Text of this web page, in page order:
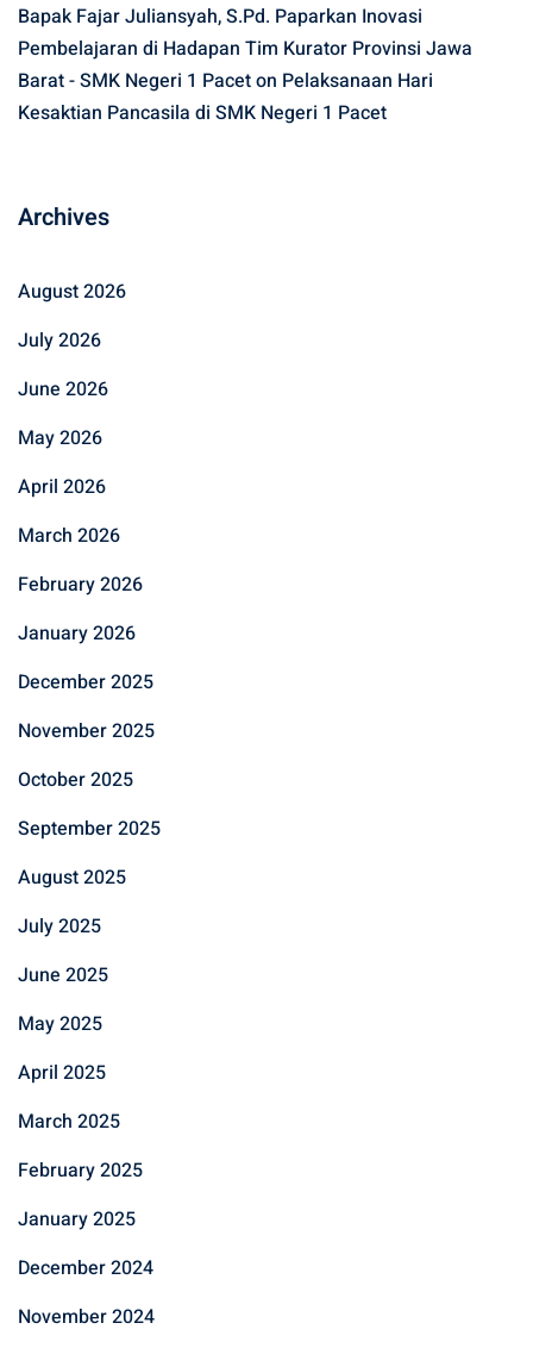
Bapak Fajar Juliansyah, S.Pd. Paparkan Inovasi
Pembelajaran di Hadapan Tim Kurator Provinsi Jawa
Barat - SMK Negeri 1 Paceton Pelaksanaan Hari
Kesaktian Pancasila di SMK Negeri 1 Pacet
Archives
August 2026
July 2026
June 2026
May 2026
April 2026
March 2026
February 2026
January 2026
December 2025
November 2025
October 2025
September 2025
August 2025
July 2025
June 2025
May 2025
April 2025
March 2025
February 2025
January 2025
December 2024
November 2024